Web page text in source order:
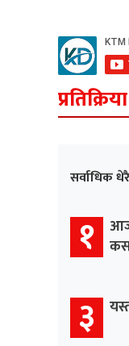
सर्वाधिक
१ आज
३